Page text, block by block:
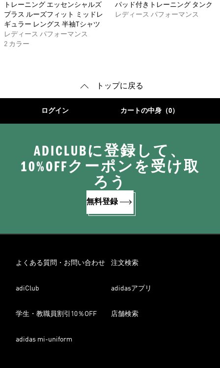
トレーニング エッセンシャルズ
プラス ルーズフィット ミッドレ
ギュラー レングス 半袖Tシャツ
レディース パフォーマンス
2 カラー
パッド付きトレーニング タンク
レディース パフォーマンス
トップに戻る
ログイン カートの中身（0）
ADICLUBに登録して、
10%OFFクーポンを受け取
ろう
無料登録
よくある質問・お問い合わせ 注文検索
adiClub adidasアプリ
学生・教職員割引10％OFF 店舗検索
adidas mi-uniform